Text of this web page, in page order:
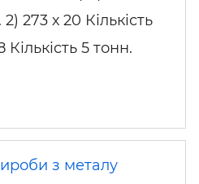
2) 273 х 20 Кількість
Кількість 5 тонн.
з металу